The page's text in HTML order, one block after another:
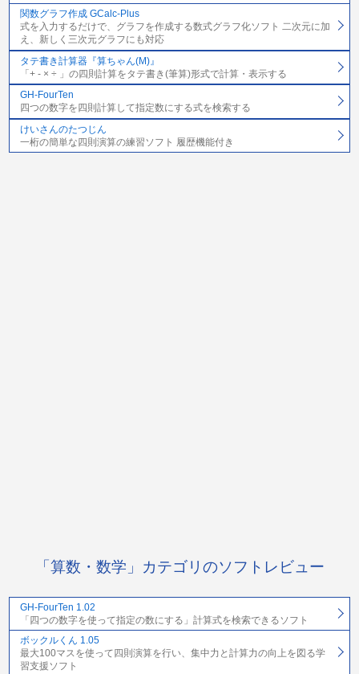
関数グラフ作成 GCalc-Plus
式を入力するだけで、グラフを作成する数式グラフ化ソフト 二次元に加
え、新しく三次元グラフにも対応
タテ書き計算器『算ちゃん(M)』
「+ - × ÷ 」の四則計算をタテ書き(筆算)形式で計算・表示する
GH-FourTen
四つの数字を四則計算して指定数にする式を検索する
けいさんのたつじん
一桁の簡単な四則演算の練習ソフト 履歴機能付き
「算数・数学」カテゴリのソフトレビュー
GH-FourTen 1.02
「四つの数字を使って指定の数にする」計算式を検索できるソフト
ボックルくん 1.05
最大100マスを使って四則演算を行い、集中力と計算力の向上を図る学
習支援ソフト